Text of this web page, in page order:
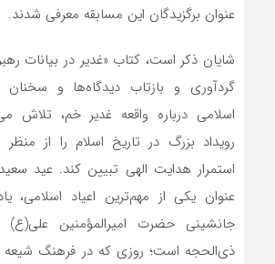
عنوان برگزیدگان این مسابقه معرفی شدند.
شایان ذکر است، کتاب «غدیر در بیانات
گردآوری و بازتاب دیدگاه‌ها و سخنان
اسلامی درباره واقعه غدیر خم، تلاش
رویداد بزرگ در تاریخ اسلام را از
استمرار هدایت الهی تبیین کند. عید
عنوان یکی از مهم‌ترین اعیاد اسلامی،
جانشینی حضرت امیرالمؤمنین
ذی‌الحجه است؛ روزی که در فرهنگ شیعه